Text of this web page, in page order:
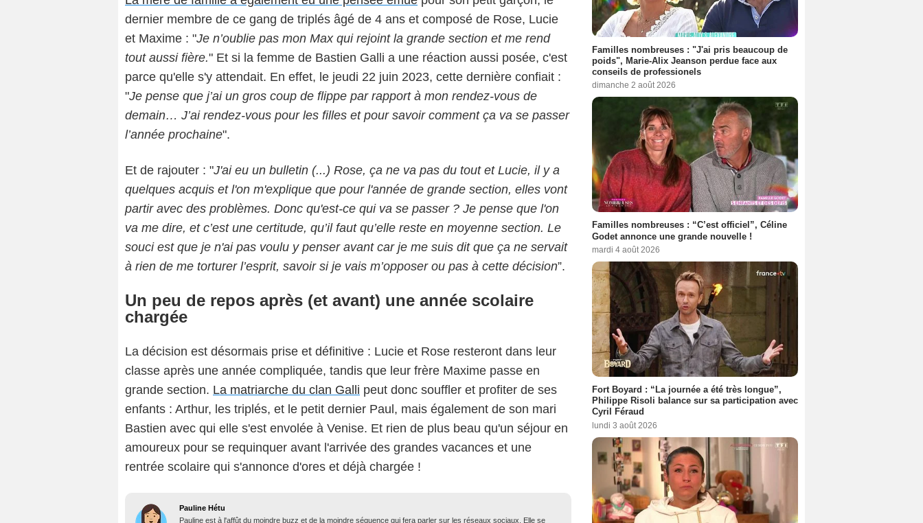
dernier membre de ce gang de triplés âgé de 4 ans et composé de Rose, Lucie
et Maxime : "Je n’oublie pas mon Max qui rejoint la grande section et me rend
tout aussi fière." Et si la femme de Bastien Galli a une réaction aussi posée, c'est
parce qu'elle s'y attendait. En effet, le jeudi 22 juin 2023, cette dernière confiait :
"Je pense que j’ai un gros coup de flippe par rapport à mon rendez-vous de
demain… J’ai rendez-vous pour les filles et pour savoir comment ça va se passer
l’année prochaine".
Et de rajouter : "J'ai eu un bulletin (...) Rose, ça ne va pas du tout et Lucie, il y a
quelques acquis et l'on m'explique que pour l'année de grande section, elles vont
partir avec des problèmes. Donc qu'est-ce qui va se passer ? Je pense que l'on
va me dire, et c’est une certitude, qu’il faut qu’elle reste en moyenne section. Le
souci est que je n'ai pas voulu y penser avant car je me suis dit que ça ne servait
à rien de me torturer l’esprit, savoir si je vais m’opposer ou pas à cette décision”.
Un peu de repos après (et avant) une année scolaire
chargée
La décision est désormais prise et définitive : Lucie et Rose resteront dans leur
classe après une année compliquée, tandis que leur frère Maxime passe en
grande section. La matriarche du clan Galli peut donc souffler et profiter de ses
enfants : Arthur, les triplés, et le petit dernier Paul, mais également de son mari
Bastien avec qui elle s'est envolée à Venise. Et rien de plus beau qu'un séjour en
amoureux pour se requinquer avant l'arrivée des grandes vacances et une
rentrée scolaire qui s'annonce d'ores et déjà chargée !
Pauline Hétu
Pauline est à l'affût du moindre buzz et de la moindre séquence qui fera parler sur les réseaux sociaux. Elle se
Familles nombreuses : "J'ai pris beaucoup de
poids", Marie-Alix Jeanson perdue face aux
conseils de professionels
dimanche 2 août 2026
Familles nombreuses : “C’est officiel”, Céline
Godet annonce une grande nouvelle !
mardi 4 août 2026
Fort Boyard : “La journée a été très longue”,
Philippe Risoli balance sur sa participation avec
Cyril Féraud
lundi 3 août 2026